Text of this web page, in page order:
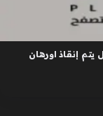
مسلسل المؤسس اورهان الحلقة 24 هل يتم إنقاذ اورهان